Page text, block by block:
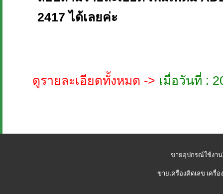
2417 ได้เลยค่ะ
ดูรายละเอียดทั้งหมด -> เมื่อวันที่ :
ขายอุปกรณ์ใช้งา
ขายเครื่องคิดเลข เครื่